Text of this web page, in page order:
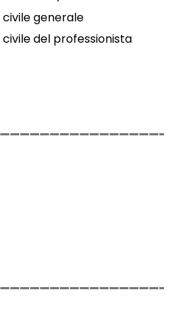
generale
del professionista